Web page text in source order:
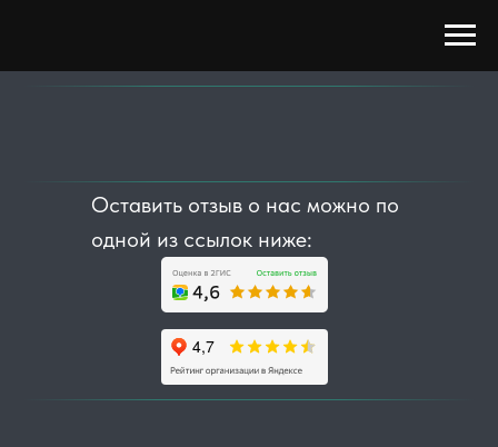
Оставить отзыв о нас можно по
одной из ссылок ниже: